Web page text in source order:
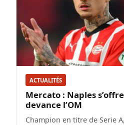
ACTUALITÉS
Mercato : Naples
devance l’OM
Champion en titre de Serie